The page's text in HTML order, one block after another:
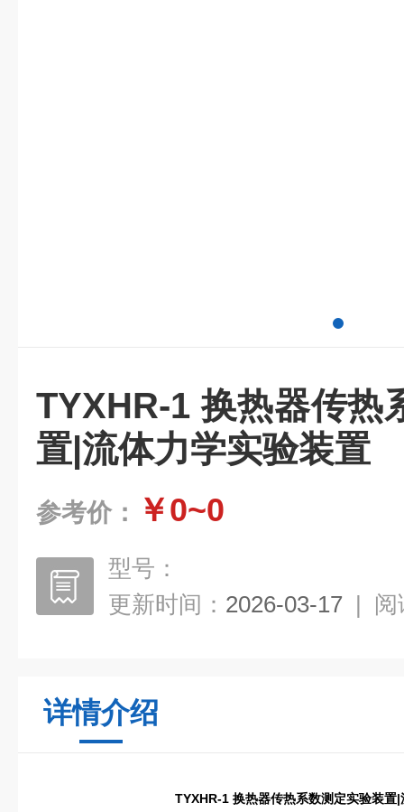
TYXHR-1 换热器传热
置|流体力学实验装置
参考价： ￥0~0
型号：
更新时间： 2026-03-17 | 阅
详情介绍
TYXHR-1 换热器传热系数测定实验装置